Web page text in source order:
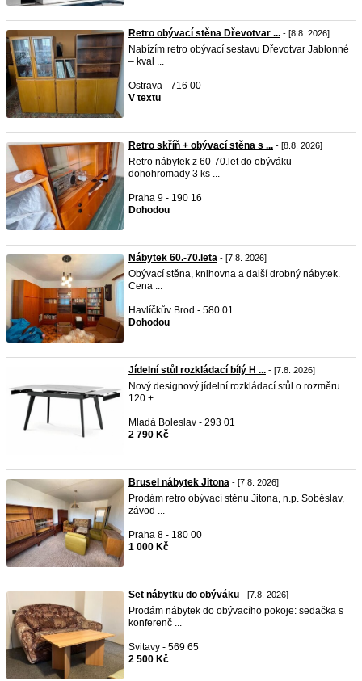
Retro obývací stěna Dřevotvar ... - [8.8. 2026]
Nabízím retro obývací sestavu Dřevotvar Jablonné
– kval ...
Ostrava - 716 00
V textu
Retro skříň + obývací stěna s ... - [8.8. 2026]
Retro nábytek z 60-70.let do obýváku -
dohohromady 3 ks ...
Praha 9 - 190 16
Dohodou
Nábytek 60.-70.leta - [7.8. 2026]
Obývací stěna, knihovna a další drobný nábytek.
Cena ...
Havlíčkův Brod - 580 01
Dohodou
Jídelní stůl rozkládací bílý H ... - [7.8. 2026]
Nový designový jídelní rozkládací stůl o rozměru
120 + ...
Mladá Boleslav - 293 01
2 790 Kč
Brusel nábytek Jitona - [7.8. 2026]
Prodám retro obývací stěnu Jitona, n.p. Soběslav,
závod ...
Praha 8 - 180 00
1 000 Kč
Set nábytku do obýváku - [7.8. 2026]
Prodám nábytek do obývacího pokoje: sedačka s
konferenč ...
Svitavy - 569 65
2 500 Kč